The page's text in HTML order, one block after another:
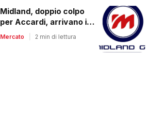
Midland, doppio colpo
per Accardi, arrivano i
2003 Salvadori e Villa
Mercato 2 min di lettura